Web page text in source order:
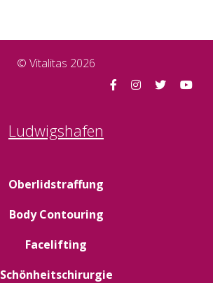
© Vitalitas 2026
Ludwigshafen
Oberlidstraffung
Body Contouring
Facelifting
Schönheitschirurgie